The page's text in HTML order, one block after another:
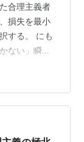
合理主義者
損失を最小
する。 にも
ない」瞬間
逆説的な現
分解する。 ■
ておくべき
綻は、完全
る： 制御可